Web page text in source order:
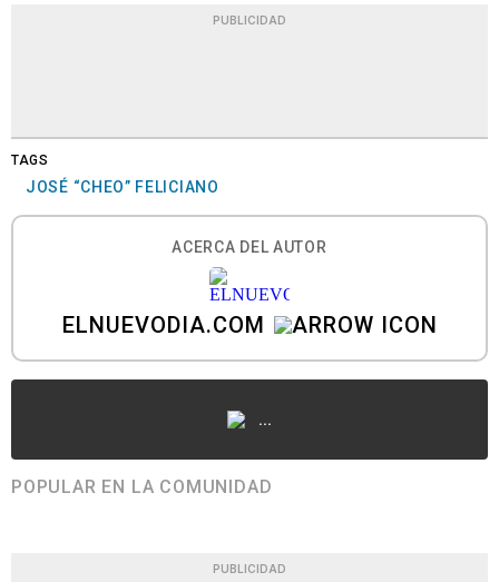
PUBLICIDAD
TAGS
JOSÉ “CHEO” FELICIANO
ACERCA DEL AUTOR
ELNUEVODIA.COM
...
POPULAR EN LA COMUNIDAD
PUBLICIDAD